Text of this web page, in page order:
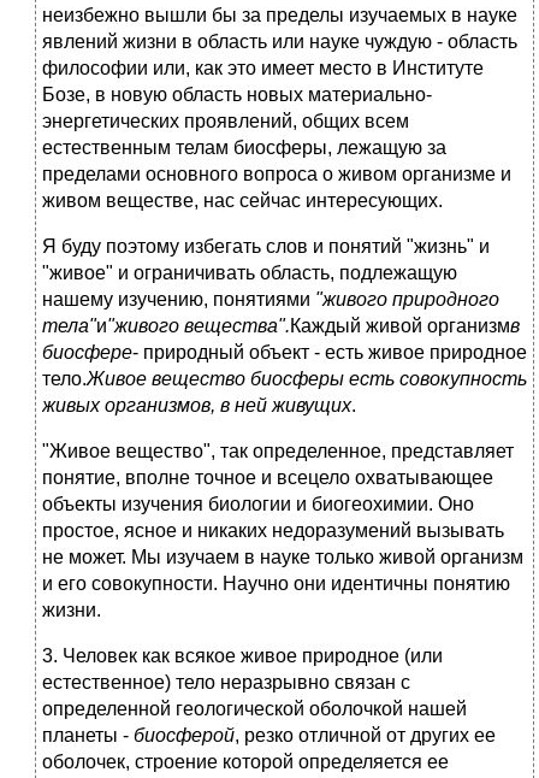
неизбежно вышли бы за пределы изучаемых в науке
явлений жизни в область или науке чуждую - область
философии или, как это имеет место в Институте
Бозе, в новую область новых материально-
энергетических проявлений, общих всем
естественным телам биосферы, лежащую за
пределами основного вопроса о живом организме и
живом веществе, нас сейчас интересующих.
Я буду поэтому избегать слов и понятий "жизнь" и
"живое" и ограничивать область, подлежащую
нашему изучению, понятиями "живого природного
тела"и"живого вещества".Каждый живой организмв
биосфере- природный объект - есть живое природное
тело.Живое вещество биосферы есть совокупность
живых организмов, в ней живущих.
"Живое вещество", так определенное, представляет
понятие, вполне точное и всецело охватывающее
объекты изучения биологии и биогеохимии. Оно
простое, ясное и никаких недоразумений вызывать
не может. Мы изучаем в науке только живой организм
и его совокупности. Научно они идентичны понятию
жизни.
3. Человек как всякое живое природное (или
естественное) тело неразрывно связан с
определенной геологической оболочкой нашей
планеты - биосферой, резко отличной от других ее
оболочек, строение которой определяется ее